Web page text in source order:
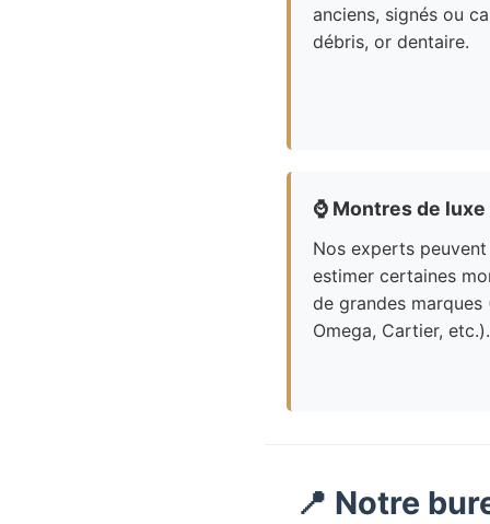
anciens, signés ou
débris, or dentaire.
⌚ Montres de luxe
Nos experts peuvent
estimer certaines
de grandes marques
Omega, Cartier, etc.).
📍 Notre